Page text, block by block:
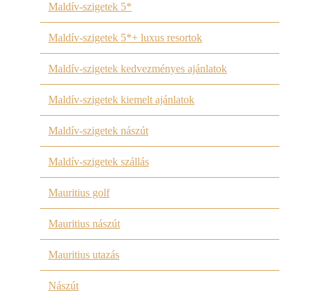
Maldív-szigetek 5*
Maldív-szigetek 5*+ luxus resortok
Maldív-szigetek kedvezményes ajánlatok
Maldív-szigetek kiemelt ajánlatok
Maldív-szigetek nászút
Maldív-szigetek szállás
Mauritius golf
Mauritius nászút
Mauritius utazás
Nászút